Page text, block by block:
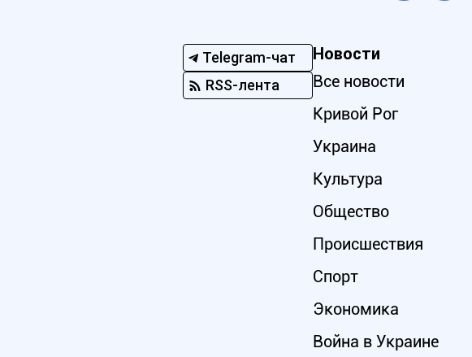
Telegram-чат
RSS-лента
Новости
Все новости
Кривой Рог
Украина
Культура
Общество
Происшествия
Спорт
Экономика
Война в Украине